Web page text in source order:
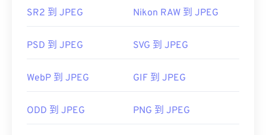
SR2 到 JPEG Nikon RAW 到 JPEG
PSD 到 JPEG SVG 到 JPEG
WebP 到 JPEG GIF 到 JPEG
ODD 到 JPEG PNG 到 JPEG